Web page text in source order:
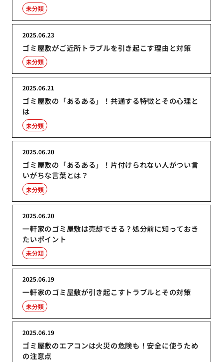
未分類
ゴミ屋敷がご近所トラブルを引き起こす理由と対策
2025.06.23
未分類
ゴミ屋敷の「あるある」！共通する特徴とその心理と
は
2025.06.21
未分類
ゴミ屋敷の「あるある」！片付けられない人がつい言
いがちな言葉とは？
2025.06.20
未分類
一軒家のゴミ屋敷は売却できる？処分前に知っておき
たいポイント
2025.06.20
未分類
一軒家のゴミ屋敷が引き起こすトラブルとその対策
2025.06.19
未分類
ゴミ屋敷のエアコンは火災の危険も！安全に使うため
の注意点
2025.06.19